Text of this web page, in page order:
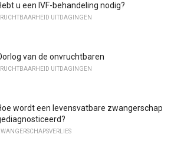
u een IVF-behandeling nodig?
UITDAGINGEN
van de onvruchtbaren
UITDAGINGEN
wordt een levensvatbare zwangerschap